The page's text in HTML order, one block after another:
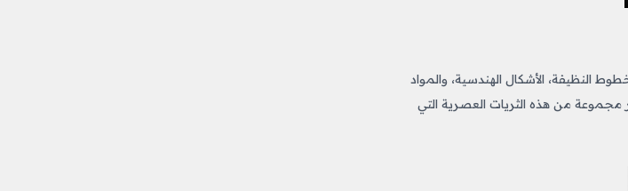
النظيفة، الأشكال الهندسية، والمواد
مجموعة من هذه الثريات العصرية التي